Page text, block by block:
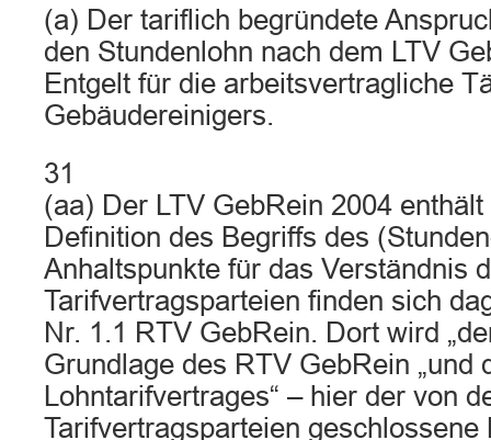
(a) Der tariflich begründete
den Stundenlohn nach dem LTV
Entgelt für die arbeitsvertragliche
Gebäudereinigers.
31
(aa) Der LTV GebRein 2004
Definition des Begriffs des
Anhaltspunkte für das Verständnis
Tarifvertragsparteien finden sich
Nr. 1.1 RTV GebRein. Dort wird
Grundlage des RTV GebRein „und
Lohntarifvertrages“ – hier der von
Tarifvertragsparteien geschlossene